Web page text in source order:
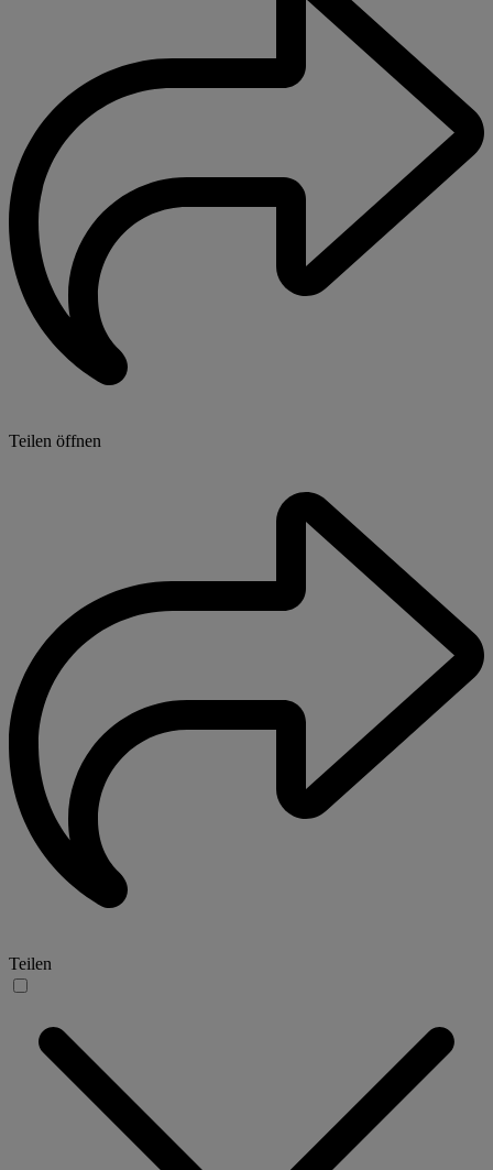
Teilen öffnen
Teilen